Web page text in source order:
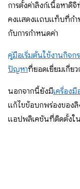
การตั้งค่าลิงก์เนื้อหา
คงแสดงแถบแท็บที่กำ
กับการกำหนดค่า
คู่มือเริ่มต้นใช้งานกิจ
ปัญหาที่ยอดเยี่ยมเกี่ย
นอกจากนี้ยังมีเครื่อง
แก้ไขข้อบกพร่องของ
แอปพลิเคชันที่ติดตั้ง